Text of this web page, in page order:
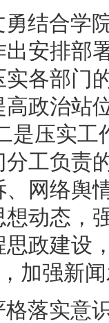
结合学
安排部
各部门
政治站
是压实
工负责
网络舆
动态，
政建设
加强新
落实意